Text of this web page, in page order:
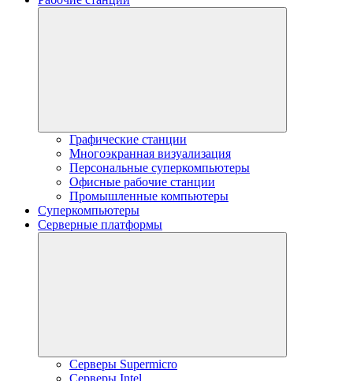
Графические станции
Многоэкранная визуализация
Персональные суперкомпьютеры
Офисные рабочие станции
Промышленные компьютеры
Суперкомпьютеры
Серверные платформы
Серверы Supermicro
Серверы Intel